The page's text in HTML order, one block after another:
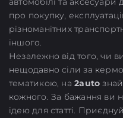
про покупку,
різноманітних
іншого.
Незалежно від того, чи
нещодавно сіли за
тематикою, на2auto
кожного. За бажання ви
ідею для статті.